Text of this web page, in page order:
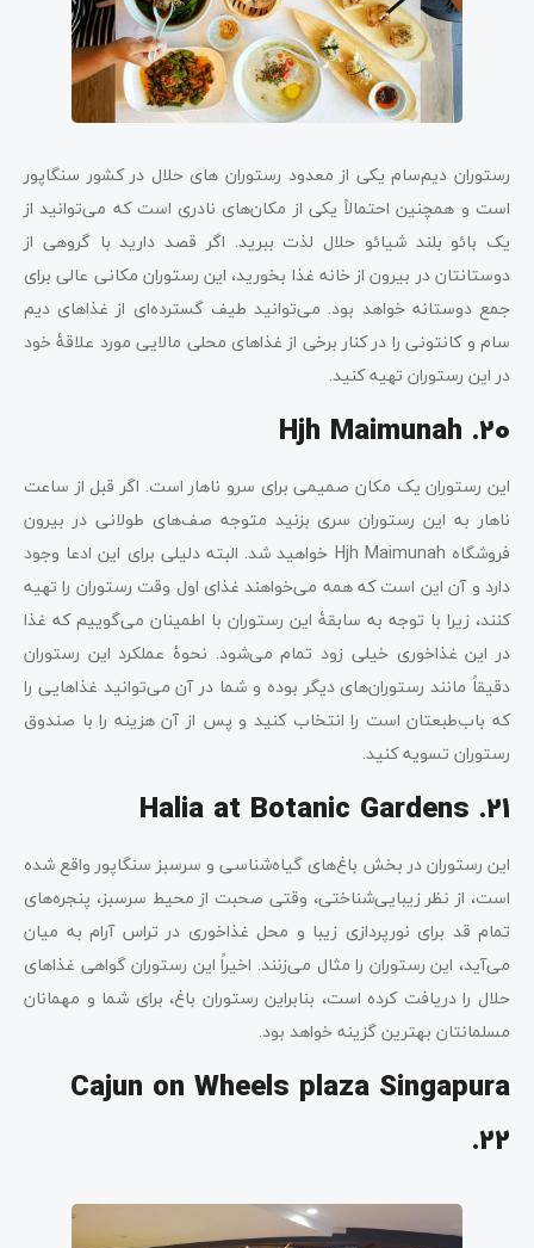
رستوران دیم‌سام یکی از معدود رستوران های‌ حلال در کشور سنگاپور
است و همچنین احتمالاً یکی از مکان‌های نادری است که می‌توانید از
یک بائو بلند شیائو حلال لذت ببرید. اگر قصد دارید با گروهی از
دوستانتان در بیرون از خانه غذا بخورید، این رستوران مکانی عالی برای
جمع دوستانه خواهد بود. می‌توانید طیف گسترده‌ای از غذاهای دیم
سام و کانتونی را در کنار برخی از غذاهای محلی مالایی مورد علاقۀ خود
در این رستوران تهیه کنید.
20. Hjh Maimunah
این رستوران یک مکان صمیمی برای سرو ناهار است. اگر قبل از ساعت
ناهار به این رستوران سری بزنید متوجه صف‌های طولانی در بیرون
فروشگاه Hjh Maimunah خواهید شد. البته دلیلی برای این ادعا وجود
دارد و آن این است که همه می‌خواهند غذای اول‌ وقت رستوران را تهیه
کنند، زیرا با توجه به سابقۀ این رستوران با اطمینان می‌گوییم که غذا
در این غذاخوری خیلی زود تمام می‌شود. نحوۀ عملکرد این رستوران
دقیقاً مانند رستوران‌های دیگر بوده و شما در آن می‌توانید غذاهایی را
که باب‌طبعتان است را انتخاب کنید و پس از آن هزینه را با صندوق
رستوران تسویه کنید.
21.
Halia at Botanic Gardens
این رستوران در بخش باغ‌های گیاه‌شناسی و سرسبز سنگاپور واقع شده
است، از نظر زیبایی‌شناختی، وقتی صحبت از محیط سرسبز، پنجره‌های
تمام قد برای نورپردازی زیبا و محل غذاخوری در تراس آرام به میان
می‌آید، این رستوران را مثال می‌زنند. اخیراً این رستوران گواهی غذاهای
حلال را دریافت کرده است، بنابراین رستوران باغ، برای شما و مهمانان
مسلمانتان بهترین گزینه خواهد بود.
Cajun on Wheels plaza Singapura
.22